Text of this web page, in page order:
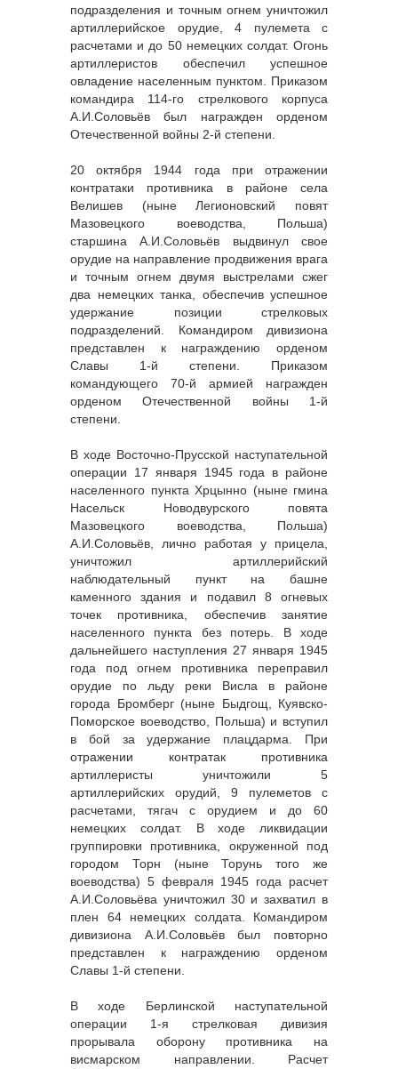
подразделения и точным огнем уничтожил
артиллерийское орудие, 4 пулемета с
расчетами и до 50 немецких солдат. Огонь
артиллеристов обеспечил успешное
овладение населенным пунктом. Приказом
командира 114-го стрелкового корпуса
А.И.Соловьёв был награжден орденом
Отечественной войны 2-й степени.
20 октября 1944 года при отражении
контратаки противника в районе села
Велишев (ныне Легионовский повят
Мазовецкого воеводства, Польша)
старшина А.И.Соловьёв выдвинул свое
орудие на направление продвижения врага
и точным огнем двумя выстрелами сжег
два немецких танка, обеспечив успешное
удержание позиции стрелковых
подразделений. Командиром дивизиона
представлен к награждению орденом
Славы 1-й степени. Приказом
командующего 70-й армией награжден
орденом Отечественной войны 1-й
степени.
В ходе Восточно-Прусской наступательной
операции 17 января 1945 года в районе
населенного пункта Хрцынно (ныне гмина
Насельск Новодвурского повята
Мазовецкого воеводства, Польша)
А.И.Соловьёв, лично работая у прицела,
уничтожил артиллерийский
наблюдательный пункт на башне
каменного здания и подавил 8 огневых
точек противника, обеспечив занятие
населенного пункта без потерь. В ходе
дальнейшего наступления 27 января 1945
года под огнем противника переправил
орудие по льду реки Висла в районе
города Бромберг (ныне Быдгощ, Куявско-
Поморское воеводство, Польша) и вступил
в бой за удержание плацдарма. При
отражении контратак противника
артиллеристы уничтожили 5
артиллерийских орудий, 9 пулеметов с
расчетами, тягач с орудием и до 60
немецких солдат. В ходе ликвидации
группировки противника, окруженной под
городом Торн (ныне Торунь того же
воеводства) 5 февраля 1945 года расчет
А.И.Соловьёва уничтожил 30 и захватил в
плен 64 немецких солдата. Командиром
дивизиона А.И.Соловьёв был повторно
представлен к награждению орденом
Славы 1-й степени.
В ходе Берлинской наступательной
операции 1-я стрелковая дивизия
прорывала оборону противника на
висмарском направлении. Расчет